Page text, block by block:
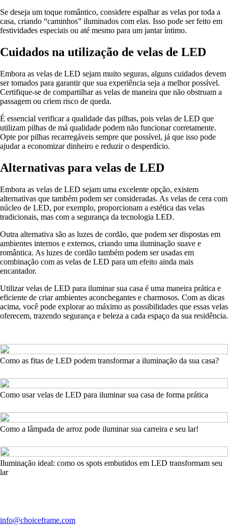
Se deseja um toque romântico, considere espalhar as velas por toda a
casa, criando “caminhos” iluminados com elas. Isso pode ser feito em
festividades especiais ou até mesmo para um jantar íntimo.
Cuidados na utilização de velas de LED
Embora as velas de LED sejam muito seguras, alguns cuidados devem
ser tomados para garantir que sua experiência seja a melhor possível.
Certifique-se de compartilhar as velas de maneira que não obstruam a
passagem ou criem risco de queda.
É essencial verificar a qualidade das pilhas, pois velas de LED que
utilizam pilhas de má qualidade podem não funcionar corretamente.
Opte por pilhas recarregáveis sempre que possível, já que isso pode
ajudar a economizar dinheiro e reduzir o desperdício.
Alternativas para velas de LED
Embora as velas de LED sejam uma excelente opção, existem
alternativas que também podem ser consideradas. As velas de cera com
núcleo de LED, por exemplo, proporcionam a estética das velas
tradicionais, mas com a segurança da tecnologia LED.
Outra alternativa são as luzes de cordão, que podem ser dispostas em
ambientes internos e externos, criando uma iluminação suave e
romântica. As luzes de cordão também podem ser usadas em
combinação com as velas de LED para um efeito ainda mais
encantador.
Utilizar velas de LED para iluminar sua casa é uma maneira prática e
eficiente de criar ambientes aconchegantes e charmosos. Com as dicas
acima, você pode explorar ao máximo as possibilidades que essas velas
oferecem, trazendo segurança e beleza a cada espaço da sua residência.
Como as fitas de LED podem transformar a iluminação da sua casa?
Como usar velas de LED para iluminar sua casa de forma prática
Como a lâmpada de arroz pode iluminar sua carreira e seu lar!
Iluminação ideal: como os spots embutidos em LED transformam seu
lar
info@choiceframe.com